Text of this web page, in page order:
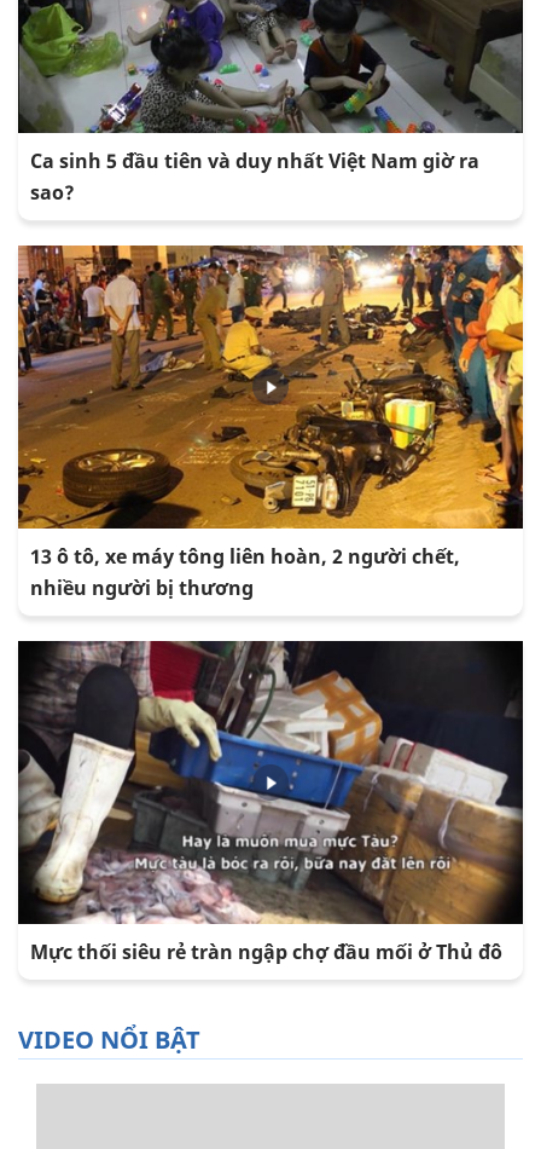
Ca sinh 5 đầu tiên và duy nhất Việt Nam giờ ra
sao?
13 ô tô, xe máy tông liên hoàn, 2 người chết,
nhiều người bị thương
Mực thối siêu rẻ tràn ngập chợ đầu mối ở Thủ đô
VIDEO NỔI BẬT